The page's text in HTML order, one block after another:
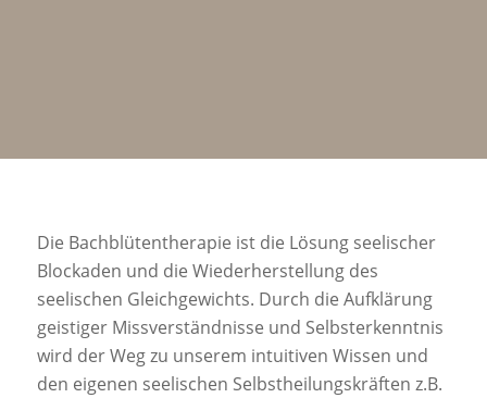
Die Bachblütentherapie ist die Lösung seelischer
Blockaden und die Wiederherstellung des
seelischen Gleichgewichts. Durch die Aufklärung
geistiger Missverständnisse und Selbsterkenntnis
wird der Weg zu unserem intuitiven Wissen und
den eigenen seelischen Selbstheilungskräften z.B.